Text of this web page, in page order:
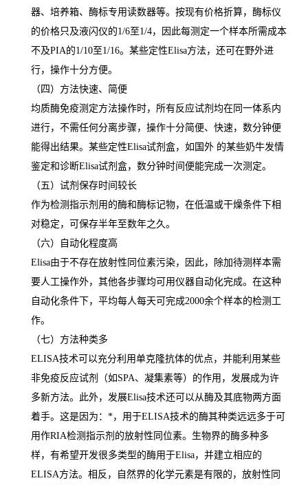
器、培养箱、酶标专用读数器等。按现有价格折算，酶标仪
的价格只及液闪仪的1/6至1/4，因此每测定一个样本所需成本
不及PIA的1/10至1/16。某些定性Elisa方法，还可在野外进
行，操作十分方便。
（四）方法快速、简便
均质酶免疫测定方法操作时，所有反应试剂均在同一体系内
进行，不需任何分离步骤，操作十分简便、快速，数分钟便
能得出结果。某些定性Elisa试剂盒，如国外 的某些奶牛发情
鉴定和诊断Elisa试剂盒，数分钟时间便能完成一次测定。
（五）试剂保存时间较长
作为检测指示剂用的酶和酶标记物，在低温或干燥条件下相
对稳定，可保存半年至数年之久。
（六）自动化程度高
Elisa由于不存在放射性同位素污染，因此，除加待测样本需
要人工操作外，其他各步骤均可用仪器自动化完成。在这种
自动化条件下，平均每人每天可完成2000余个样本的检测工
作。
（七）方法种类多
ELISA技术可以充分利用单克隆抗体的优点，并能利用某些
非免疫反应试剂（如 SPA、凝集素等）的作用，发展成为许
多新方法。此外，发展Elisa技术还可以从酶及其底物两方面
着手。这是因为： *，用于ELISA技术的酶其种类远远多于可
用作RIA检测指示剂的放射性同位素。生物界的酶多种多
样，有希望开发很多类型的酶用于Elisa，并建立相应的
ELISA方法。相反，自然界的化学元素是有限的，放射性同